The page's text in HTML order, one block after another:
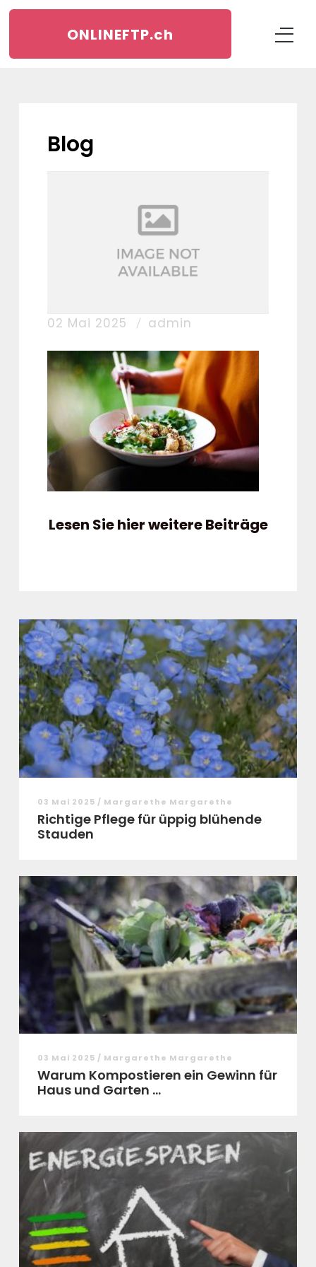
ONLINEFTP.ch
blog
02 Mai 2025 admin
Lesen Sie hier weitere Beiträge
03 Mai 2025 / Margarethe Margarethe
Richtige Pflege für üppig blühende
Stauden
03 Mai 2025 / Margarethe Margarethe
Warum Kompostieren ein Gewinn für
Haus und Garten ...